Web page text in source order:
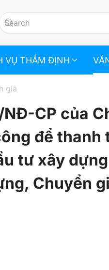
VỤ THẨM ĐỊNH
giá
CP của
để thanh
tư xây
Chuyển